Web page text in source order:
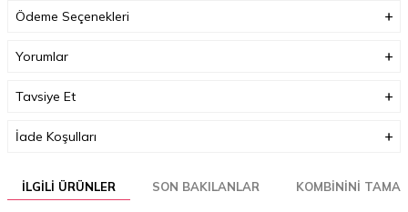
Her beden ölçüsü bir öncekinden 3-4 cm büyüyerek artmaktadır.
(Ürün boyu değişmez)
Boyutlar (cm)
Ağırlık (Kg)
Ödeme Seçenekleri
Yorumlar
Tavsiye Et
İade Koşulları
İLGILI ÜRÜNLER SON BAKILANLAR KOMBININI